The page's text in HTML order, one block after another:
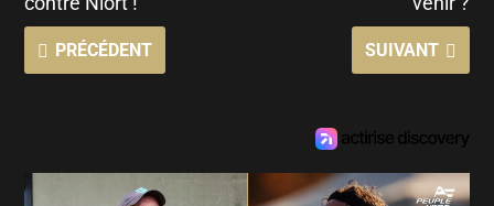
PRÉCÉDENT SUIVANT